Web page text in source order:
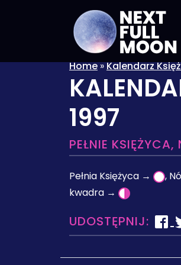
Home»Kalendarz
1997
PEŁNIE
Pełnia Księżyca → ,
kwadra →
UDOSTĘPNIJ: